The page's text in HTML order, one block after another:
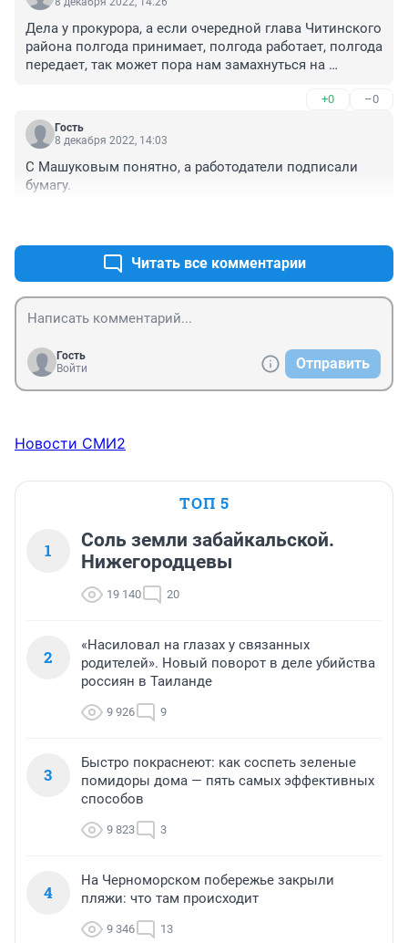
Дела у прокурора, а если очередной глава Читинского
района полгода принимает, полгода работает, полгода
передает, так может пора нам замахнуться на
+0 –0
Гость
8 декабря 2022, 14:03
С Машуковым понятно, а работодатели подписали
бумагу.
Читать все комментарии
Гость
Войти
Отправить
Новости СМИ2
ТОП 5
1
Соль земли забайкальской.
Нижегородцевы
19 140 20
2
«Насиловал на глазах у связанных
родителей». Новый поворот в деле убийства
россиян в Таиланде
9 926 9
3
Быстро покраснеют: как соспеть зеленые
помидоры дома — пять самых эффективных
способов
9 823 3
4
На Черноморском побережье закрыли
пляжи: что там происходит
9 346 13